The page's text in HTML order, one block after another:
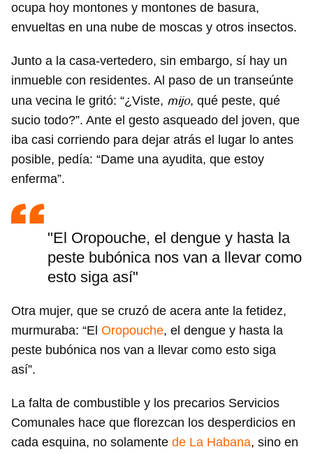
ocupa hoy montones y montones de basura,
envueltas en una nube de moscas y otros insectos.
Junto a la casa-vertedero, sin embargo, sí hay un
inmueble con residentes. Al paso de un transeúnte
una vecina le gritó: “¿Viste, mijo, qué peste, qué
sucio todo?”. Ante el gesto asqueado del joven, que
iba casi corriendo para dejar atrás el lugar lo antes
posible, pedía: “Dame una ayudita, que estoy
enferma”.
"El Oropouche, el dengue y hasta la
peste bubónica nos van a llevar como
esto siga así"
Otra mujer, que se cruzó de acera ante la fetidez,
murmuraba: “El Oropouche, el dengue y hasta la
peste bubónica nos van a llevar como esto siga
así”.
La falta de combustible y los precarios Servicios
Comunales hace que florezcan los desperdicios en
cada esquina, no solamente de La Habana, sino en